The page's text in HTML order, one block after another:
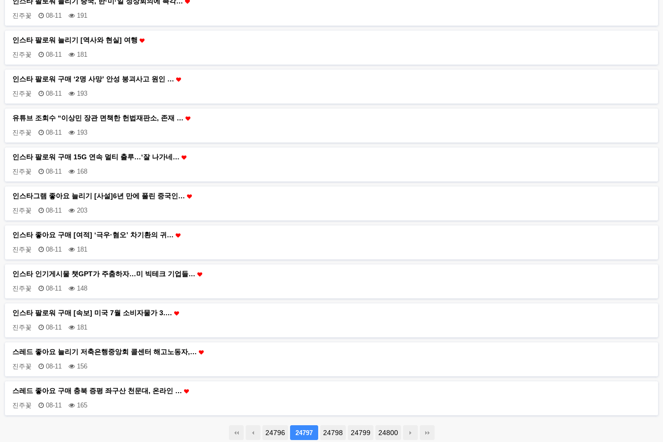
진주꽃 08-11 191
인스타 팔로워 늘리기 [역사와 현실] 여행
진주꽃 08-11 181
인스타 팔로워 구매 ‘2명 사망’ 안성 붕괴사고 원인 …
진주꽃 08-11 193
유튜브 조회수 “이상민 장관 면책한 헌법재판소, 존재 …
진주꽃 08-11 193
인스타 팔로워 구매 15G 연속 멀티 출루…‘잘 나가네…
진주꽃 08-11 168
인스타그램 좋아요 늘리기 [사설]6년 만에 풀린 중국인…
진주꽃 08-11 203
인스타 좋아요 구매 [여적] ‘극우·혐오’ 차기환의 귀…
진주꽃 08-11 181
인스타 인기게시물 챗GPT가 주춤하자…미 빅테크 기업들…
진주꽃 08-11 148
인스타 팔로워 구매 [속보] 미국 7월 소비자물가 3.…
진주꽃 08-11 181
스레드 좋아요 늘리기 저축은행중앙회 콜센터 해고노동자,…
진주꽃 08-11 156
스레드 좋아요 구매 충북 증평 좌구산 천문대, 온라인 …
진주꽃 08-11 165
24796 24797 24798 24799 24800